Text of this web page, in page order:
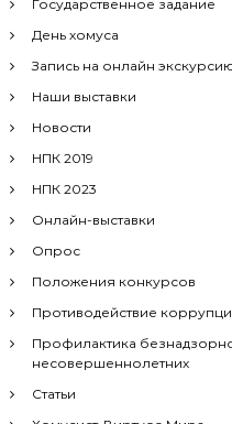
Государственное задание
День хомуса
Запись на онлайн
Наши выставки
Новости
НПК 2019
НПК 2023
Онлайн-выставки
Опрос
Положения конкурсов
Противодействие
Профилактика
несовершеннолетних
Статьи